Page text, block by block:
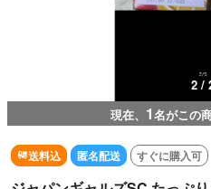
2 /
現在、 1名がこの
送料込 匿名配送 すぐに購入可